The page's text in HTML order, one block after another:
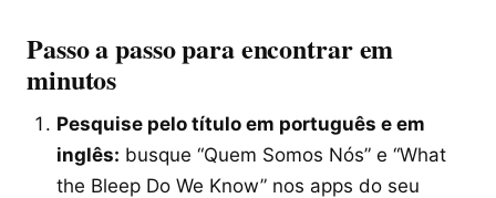
Passo a passo para encontrar em
minutos
Pesquise pelo título em português e em
inglês: busque “Quem Somos Nós” e “What
the Bleep Do We Know” nos apps do seu